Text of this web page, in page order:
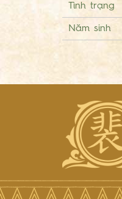
Tình trạng
Năm sinh